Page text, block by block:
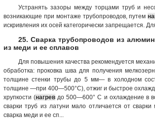
Устранять зазоры между торцами труб и
возникающие при монтаже трубопроводов, путем
искривления их осей категорически запрещается.
25. Сварка трубопроводов из
из меди и ее сплавов
Для повышения качества рекомендуется
обработка: проковка шва для получения
толщине стенки трубы до 5 мм— в холодном
толщине —при 400—500°С), отжиг и быстрое
хрупкости (нагрев до 500—600° С и охлаждение в
сварки труб из латуни мало отличается от сварки
сварка меди и ее сп...